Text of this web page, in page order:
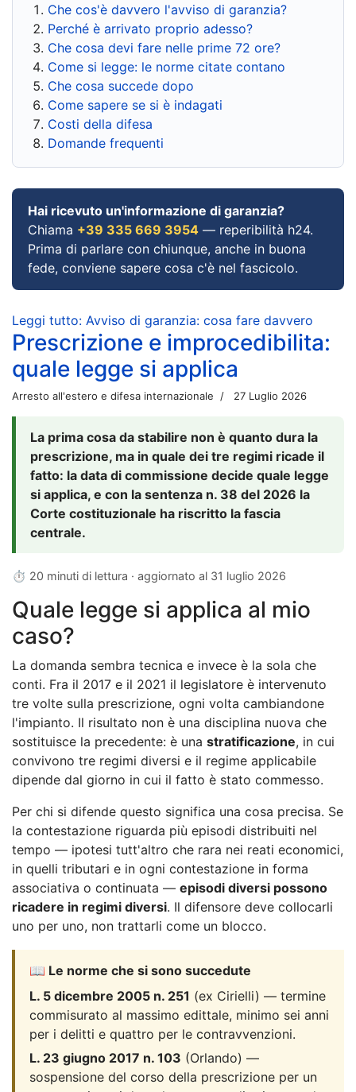
Che cos'è davvero l'avviso di garanzia?
Perché è arrivato proprio adesso?
Che cosa devi fare nelle prime 72 ore?
Come si legge: le norme citate contano
Che cosa succede dopo
Come sapere se si è indagati
Costi della difesa
Domande frequenti
Hai ricevuto un'informazione di garanzia?
Chiama +39 335 669 3954 — reperibilità h24.
Prima di parlare con chiunque, anche in buona
fede, conviene sapere cosa c'è nel fascicolo.
Leggi tutto: Avviso di garanzia: cosa fare davvero
Prescrizione e improcedibilita:
quale legge si applica
Arresto all'estero e difesa internazionale 27 Luglio 2026
La prima cosa da stabilire non è quanto dura la
prescrizione, ma in quale dei tre regimi ricade il
fatto: la data di commissione decide quale legge
si applica, e con la sentenza n. 38 del 2026 la
Corte costituzionale ha riscritto la fascia
centrale.
⏱ 20 minuti di lettura · aggiornato al 31 luglio 2026
Quale legge si applica al mio
caso?
La domanda sembra tecnica e invece è la sola che
conti. Fra il 2017 e il 2021 il legislatore è intervenuto
tre volte sulla prescrizione, ogni volta cambiandone
l'impianto. Il risultato non è una disciplina nuova che
sostituisce la precedente: è una stratificazione, in cui
convivono tre regimi diversi e il regime applicabile
dipende dal giorno in cui il fatto è stato commesso.
Per chi si difende questo significa una cosa precisa. Se
la contestazione riguarda più episodi distribuiti nel
tempo — ipotesi tutt'altro che rara nei reati economici,
in quelli tributari e in ogni contestazione in forma
associativa o continuata — episodi diversi possono
ricadere in regimi diversi. Il difensore deve collocarli
uno per uno, non trattarli come un blocco.
📖 Le norme che si sono succedute
L. 5 dicembre 2005 n. 251 (ex Cirielli) — termine
commisurato al massimo edittale, minimo sei anni
per i delitti e quattro per le contravvenzioni.
L. 23 giugno 2017 n. 103 (Orlando) —
sospensione del corso della prescrizione per un